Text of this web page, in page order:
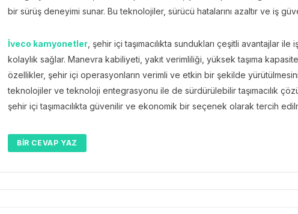
bir sürüş deneyimi sunar. Bu teknolojiler, sürücü hatalarını azaltır ve iş
İveco kamyonetler , şehir içi taşımacılıkta sundukları çeşitli avantajlar
kolaylık sağlar. Manevra kabiliyeti, yakıt verimliliği, yüksek taşıma
özellikler, şehir içi operasyonların verimli ve etkin bir şekilde
teknolojiler ve teknoloji entegrasyonu ile de sürdürülebilir taşımacılık
şehir içi taşımacılıkta güvenilir ve ekonomik bir seçenek olarak tercih
BIR CEVAP YAZ
GEZI BÜLTENI
Manevi Yolculukta Yeni
Dönem
GEZI BÜLTENI
Emirates ile
Kaçamağı